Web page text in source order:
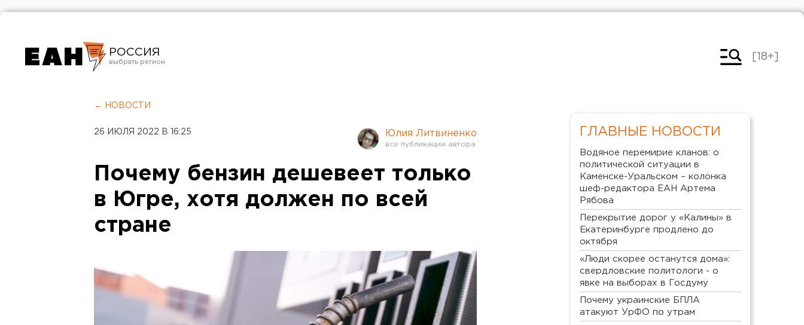
РОССИЯ
Челябинск
[18+]
← НОВОСТИ
26 ИЮЛЯ 2022 В 16:25 Юлия Литвиненко
Почему бензин дешевеет только
в Югре, хотя должен по всей
стране
ГЛАВНЫЕ НОВОСТИ
Водяное перемирие кланов: о
политической ситуации в
Каменске-Уральском – колонка
шеф-редактора ЕАН Артема
Рябова
Перекрытие дорог у «Калины» в
Екатеринбурге продлено до
октября
«Люди скорее останутся дома»:
свердловские политологи - о
явке на выборах в Госдуму
Почему украинские БПЛА
атакуют УрФО по утрам